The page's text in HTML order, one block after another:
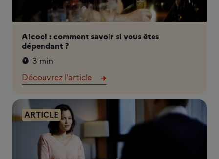
Alcool : comment savoir si vous êtes
dépendant ?
3 min
Découvrez l'article
ARTICLE